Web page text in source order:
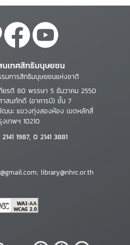
นเทศสิทธิมนุษยชน
มการสิทธิมนุษยชนแห่งชาติ
ยรติ 80 พรรษา 5 ธันวาคม 2550
าสนภักดี (อาคารบี) ชั้น 7
นะ แขวงทุ่งสองห้อง เขตหลักสี่
เทพฯ 10210
1987, 0 2141 3881
library@nhrc.or.th